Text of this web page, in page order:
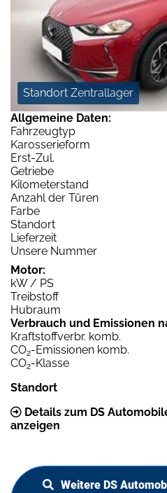
Standort Zentrallager
Allgemeine Daten:
Fahrzeugtyp
Karosserieform
Erst-Zul.
Getriebe
Kilometerstand
Anzahl der Türen
Farbe
Standort
Lieferzeit
Unsere Nummer
Motor:
kW / PS
Treibstoff
Hubraum
Verbrauch und Emissionen
Kraftstoffverbr. komb.
CO2-Emissionen komb.
CO2-Klasse
Standort
Details zum DS
anzeigen
Weitere DS